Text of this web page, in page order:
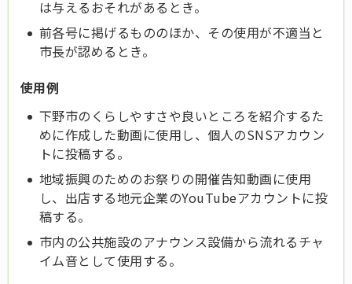
は与えるおそれがあるとき。
前各号に掲げるもののほか、その使用が不適当と
市長が認めるとき。
使用例
下野市のくらしやすさや良いところを紹介するた
めに作成した動画に使用し、個人のSNSアカウン
トに投稿する。
地域振興のためのお祭りの開催告知動画に使用
し、出店する地元企業のYouTubeアカウントに投
稿する。
市内の公共施設のアナウンス設備から流れるチャ
イム音として使用する。